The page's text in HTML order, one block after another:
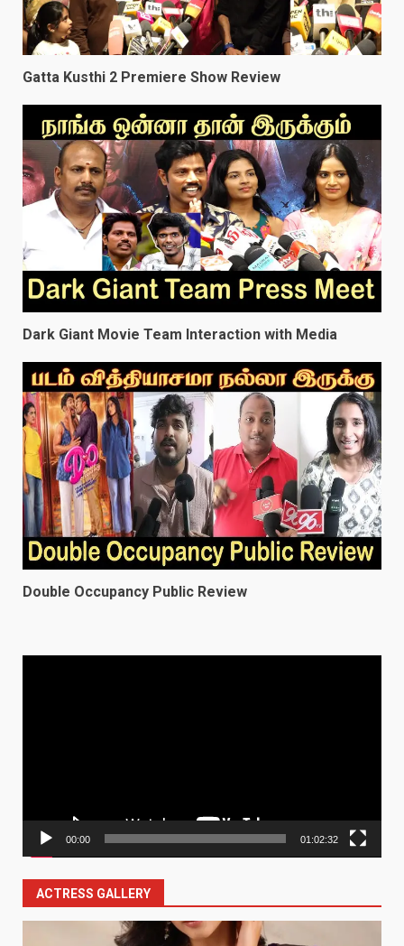
Gatta Kusthi 2 Premiere Show Review
Dark Giant Movie Team Interaction with Media
Double Occupancy Public Review
00:00 01:02:32
ACTRESS GALLERY